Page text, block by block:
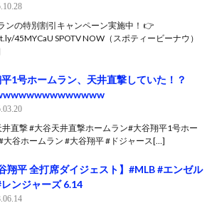
ンの特別割引キャンペーン実施中！ 👉
45MYCaU SPOTV NOW（スポティービーナウ）
1号ホームラン、天井直撃していた！？
直撃 #大谷天井直撃ホームラン#大谷翔平1号ホー
大谷ホームラン #大谷翔平 #ドジャース[…]
翔平 全打席ダイジェスト】#MLB #エンゼル
レンジャーズ 6.14